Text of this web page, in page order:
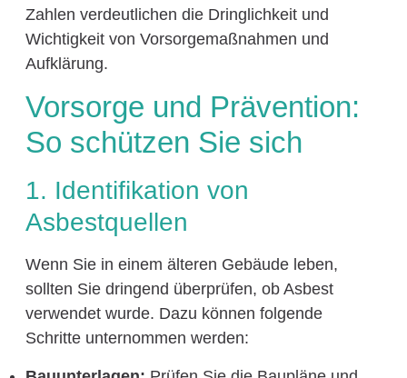
Zahlen verdeutlichen die Dringlichkeit und
Wichtigkeit von Vorsorgemaßnahmen und
Aufklärung.
Vorsorge und Prävention:
So schützen Sie sich
1. Identifikation von
Asbestquellen
Wenn Sie in einem älteren Gebäude leben,
sollten Sie dringend überprüfen, ob Asbest
verwendet wurde. Dazu können folgende
Schritte unternommen werden: